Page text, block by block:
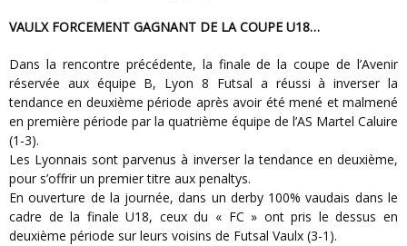
VAULX FORCEMENT GAGNANT DE LA COUPE U18…
Dans la rencontre précédente, la finale de la coupe de l’Avenir
réservée aux équipe B, Lyon 8 Futsal a réussi à inverser la
tendance en deuxième période après avoir été mené et malmené
en première période par la quatrième équipe de l’AS Martel Caluire
(1-3).
Les Lyonnais sont parvenus à inverser la tendance en deuxième,
pour s’offrir un premier titre aux penaltys.
En ouverture de la journée, dans un derby 100% vaudais dans le
cadre de la finale U18, ceux du « FC » ont pris le dessus en
deuxième période sur leurs voisins de Futsal Vaulx (3-1).